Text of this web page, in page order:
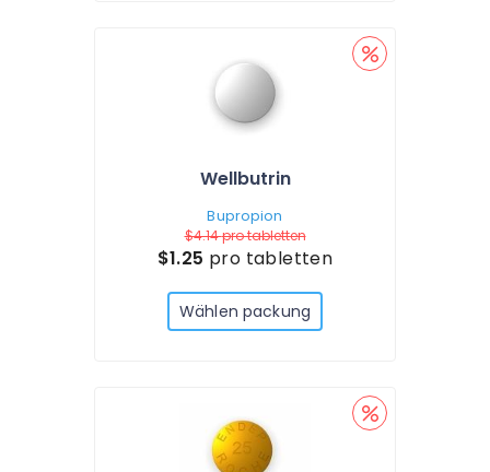
Wellbutrin
Bupropion
$4.14pro tabletten
$1.25 pro tabletten
Wählen packung